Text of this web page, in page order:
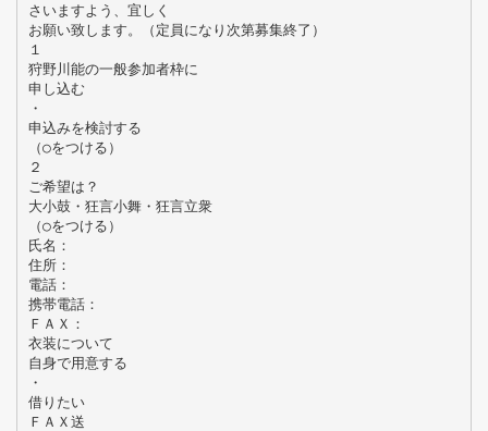
さいますよう、宜しく
お願い致します。（定員になり次第募集終了）
１
狩野川能の一般参加者枠に
申し込む
・
申込みを検討する
（○をつける）
２
ご希望は？
大小鼓・狂言小舞・狂言立衆
（○をつける）
氏名：
住所：
電話：
携帯電話：
ＦＡＸ：
衣装について
自身で用意する
・
借りたい
ＦＡＸ送